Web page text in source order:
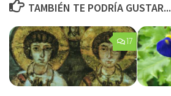
TAMBIÉN TE PODRÍA GUSTAR...
17